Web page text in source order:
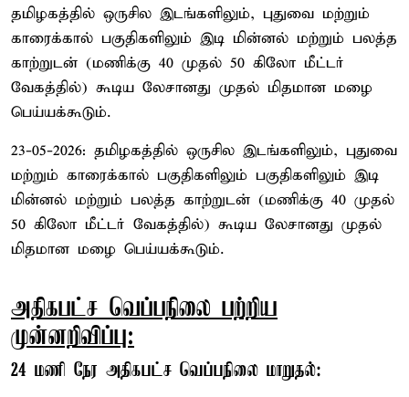
தமிழகத்தில் ஒருசில இடங்களிலும், புதுவை மற்றும்
காரைக்கால் பகுதிகளிலும் இடி மின்னல் மற்றும் பலத்த
காற்றுடன் (மணிக்கு 40 முதல் 50 கிலோ மீட்டர்
வேகத்தில்) கூடிய லேசானது முதல் மிதமான மழை
பெய்யக்கூடும்.
23-05-2026: தமிழகத்தில் ஒருசில இடங்களிலும், புதுவை
மற்றும் காரைக்கால் பகுதிகளிலும் பகுதிகளிலும் இடி
மின்னல் மற்றும் பலத்த காற்றுடன் (மணிக்கு 40 முதல்
50 கிலோ மீட்டர் வேகத்தில்) கூடிய லேசானது முதல்
மிதமான மழை பெய்யக்கூடும்.
அதிகபட்ச வெப்பநிலை பற்றிய
முன்னறிவிப்பு:
24 மணி நேர அதிகபட்ச வெப்பநிலை மாறுதல்: